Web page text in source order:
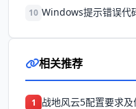
10 Windows提示错误代
相关推荐
1 战地风云5配置要求